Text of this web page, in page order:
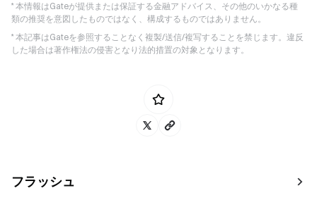
* 本情報はGateが提供または保証する金融アドバイス、その他のいかなる種
類の推奨を意図したものではなく、構成するものではありません。
* 本記事はGateを参照することなく複製/送信/複写することを禁じます。違反
した場合は著作権法の侵害となり法的措置の対象となります。
フラッシュ